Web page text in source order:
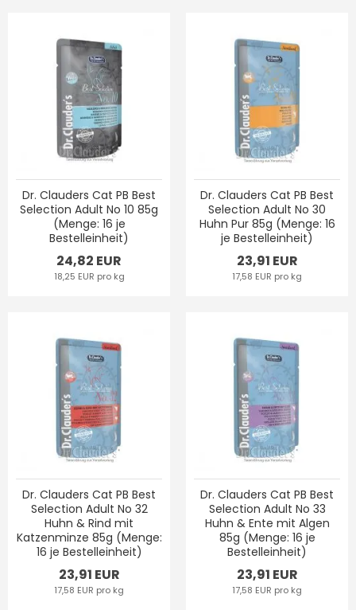
Dr. Clauders Cat PB Best
Selection Adult No 10 85g
(Menge: 16 je
Bestelleinheit)
24,82 EUR
18,25 EUR pro kg
Dr. Clauders Cat PB Best
Selection Adult No 30
Huhn Pur 85g (Menge: 16
je Bestelleinheit)
23,91 EUR
17,58 EUR pro kg
Dr. Clauders Cat PB Best
Selection Adult No 32
Huhn & Rind mit
Katzenminze 85g (Menge:
16 je Bestelleinheit)
23,91 EUR
17,58 EUR pro kg
Dr. Clauders Cat PB Best
Selection Adult No 33
Huhn & Ente mit Algen
85g (Menge: 16 je
Bestelleinheit)
23,91 EUR
17,58 EUR pro kg